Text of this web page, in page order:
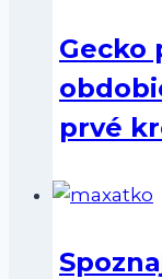
Gecko
prvé